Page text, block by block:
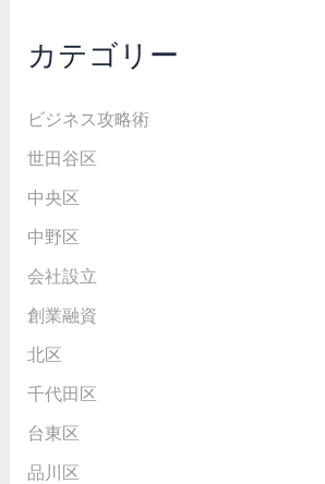
カテゴリー
ビジネス攻略術
世田谷区
中央区
中野区
会社設立
創業融資
北区
千代田区
台東区
品川区